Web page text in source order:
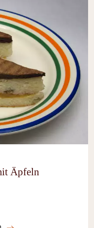
Äpfeln